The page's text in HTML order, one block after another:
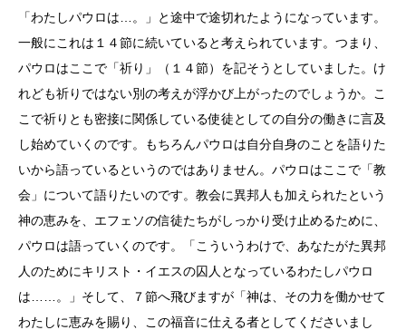
「わたしパウロは…。」と途中で途切れたようになっています。
一般にこれは１４節に続いていると考えられています。つまり、
パウロはここで「祈り」（１４節）を記そうとしていました。け
れども祈りではない別の考えが浮かび上がったのでしょうか。こ
こで祈りとも密接に関係している使徒としての自分の働きに言及
し始めていくのです。もちろんパウロは自分自身のことを語りた
いから語っているというのではありません。パウロはここで「教
会」について語りたいのです。教会に異邦人も加えられたという
神の恵みを、エフェソの信徒たちがしっかり受け止めるために、
パウロは語っていくのです。「こういうわけで、あなたがた異邦
人のためにキリスト・イエスの囚人となっているわたしパウロ
は……。」そして、７節へ飛びますが「神は、その力を働かせて
わたしに恵みを賜り、この福音に仕える者としてくださいまし